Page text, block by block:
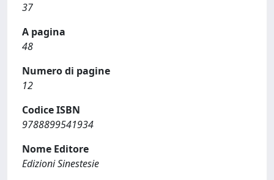
37
A pagina
48
Numero di pagine
12
Codice ISBN
9788899541934
Nome Editore
Edizioni Sinestesie